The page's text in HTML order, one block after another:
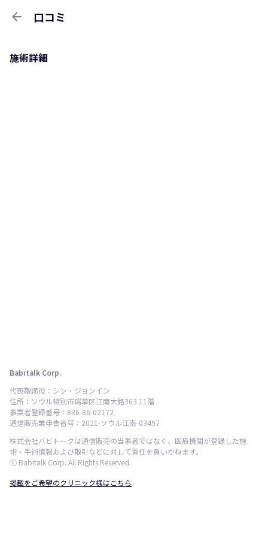
arrow_back 口コミ
施術詳細
Babitalk Corp.
代表取締役：シン・ジョンイン
住所：ソウル特別市瑞草区江南大路363 11階
事業者登録番号：836-86-02172
通信販売業申告番号：2021-ソウル江南-03497
株式会社バビトークは通信販売の当事者ではなく、医療機関が登録した施
術・手術情報および取引などに対して責任を負いかねます。
ⓒ Babitalk Corp. All Rights Reserved.
掲載をご希望のクリニック様はこちら